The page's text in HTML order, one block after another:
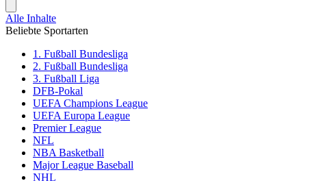
Alle Inhalte
Beliebte Sportarten
1. Fußball Bundesliga
2. Fußball Bundesliga
3. Fußball Liga
DFB-Pokal
UEFA Champions League
UEFA Europa League
Premier League
NFL
NBA Basketball
Major League Baseball
NHL